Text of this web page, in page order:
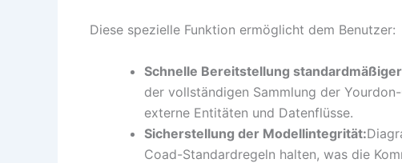
Diese spezielle Funktion ermöglicht dem Benutzer:
Schnelle Bereitstellung
der vollständigen Sammlung der
externe Entitäten und Datenflüsse.
Sicherstellung der Modellintegrität:
Coad-Standardregeln halten, was die